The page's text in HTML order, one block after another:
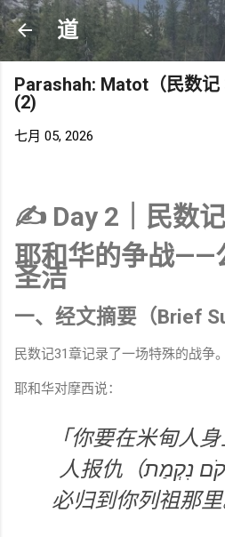
跳至主要
道
Parashah: Matot（民数记
(2)
七月 05, 2026
✍️ Day 2｜民数
耶和华的争战——
圣洁
一、经文摘要（Brief
民数记31章记录了一场特殊的战争。
耶和华对摩西说：
「你要在米甸人
人报仇（נְקֹם נִקְמַת），然后你
必归到你列祖那里